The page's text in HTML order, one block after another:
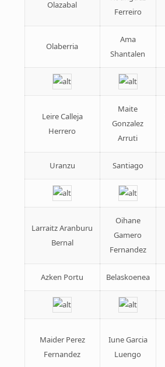
Olazabal
Ferreiro
Olaberria
Ama
Shantalen
Leire Calleja
Herrero
Maite
Gonzalez
Arruti
Uranzu Santiago
Larraitz Aranburu
Bernal
Oihane
Gamero
Fernandez
Azken Portu Belaskoenea
Maider Perez
Fernandez
Iune Garcia
Luengo